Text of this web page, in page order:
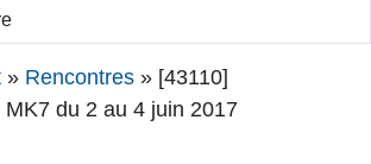
» Rencontres » [43110]
du 2 au 4 juin 2017